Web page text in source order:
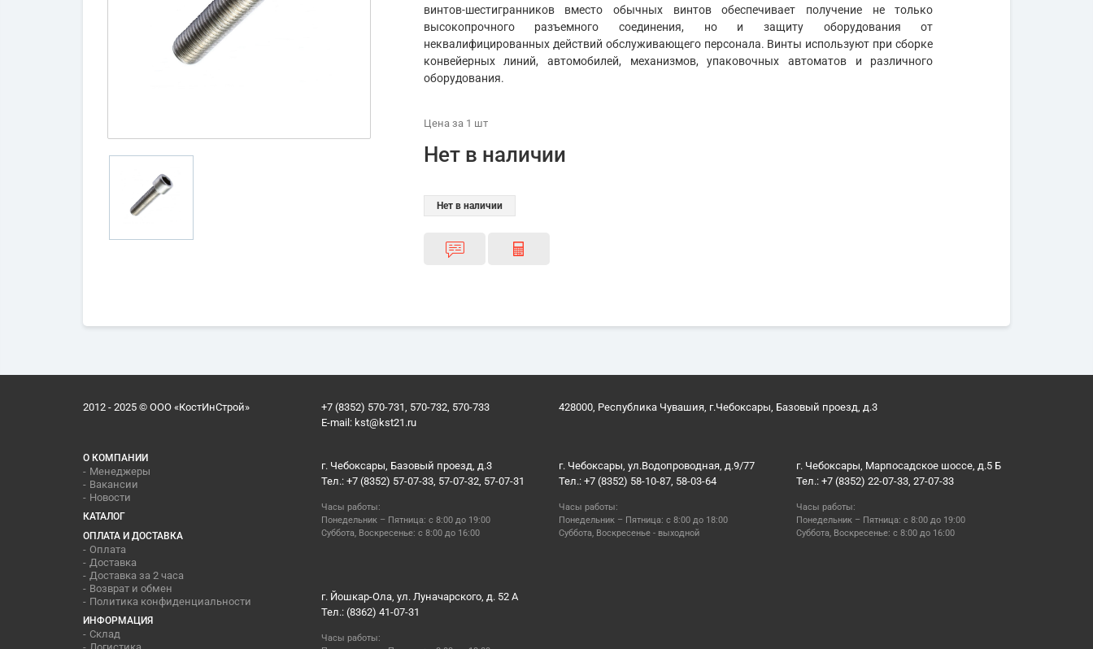
винтов-шестигранников вместо обычных винтов обеспечивает получение не только
высокопрочного разъемного соединения, но и защиту оборудования от
неквалифицированных действий обслуживающего персонала. Винты используют при сборке
конвейерных линий, автомобилей, механизмов, упаковочных автоматов и различного
оборудования.
Цена за 1 шт
Нет в наличии
Нет в наличии
2012 - 2025 © ООО «КостИнСтрой»
+7 (8352) 570-731, 570-732, 570-733
E-mail: kst@kst21.ru
428000, Республика Чувашия, г.Чебоксары, Базовый проезд, д.3
О КОМПАНИИ
Менеджеры
Вакансии
Новости
КАТАЛОГ
ОПЛАТА И ДОСТАВКА
Оплата
Доставка
Доставка за 2 часа
Возврат и обмен
Политика конфиденциальности
ИНФОРМАЦИЯ
Склад
г. Чебоксары, Базовый проезд, д.3
Тел.: +7 (8352) 57-07-33, 57-07-32, 57-07-31
Часы работы:
Понедельник – Пятница: с 8:00 до 19:00
Суббота, Воскресенье: с 8:00 до 16:00
г. Чебоксары, ул.Водопроводная, д.9/77
Тел.: +7 (8352) 58-10-87, 58-03-64
Часы работы:
Понедельник – Пятница: с 8:00 до 18:00
Суббота, Воскресенье - выходной
г. Чебоксары, Марпосадское шоссе, д.5 Б
Тел.: +7 (8352) 22-07-33, 27-07-33
Часы работы:
Понедельник – Пятница: с 8:00 до 19:00
Суббота, Воскресенье: с 8:00 до 16:00
г. Йошкар-Ола, ул. Луначарского, д. 52 А
Тел.: (8362) 41-07-31
Часы работы: